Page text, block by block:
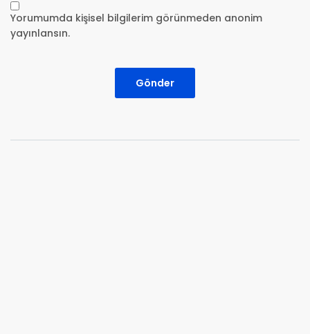
Yorumumda kişisel bilgilerim görünmeden anonim
yayınlansın.
Gönder